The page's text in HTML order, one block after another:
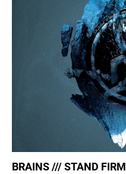
BRAINS /// STAND FIRM